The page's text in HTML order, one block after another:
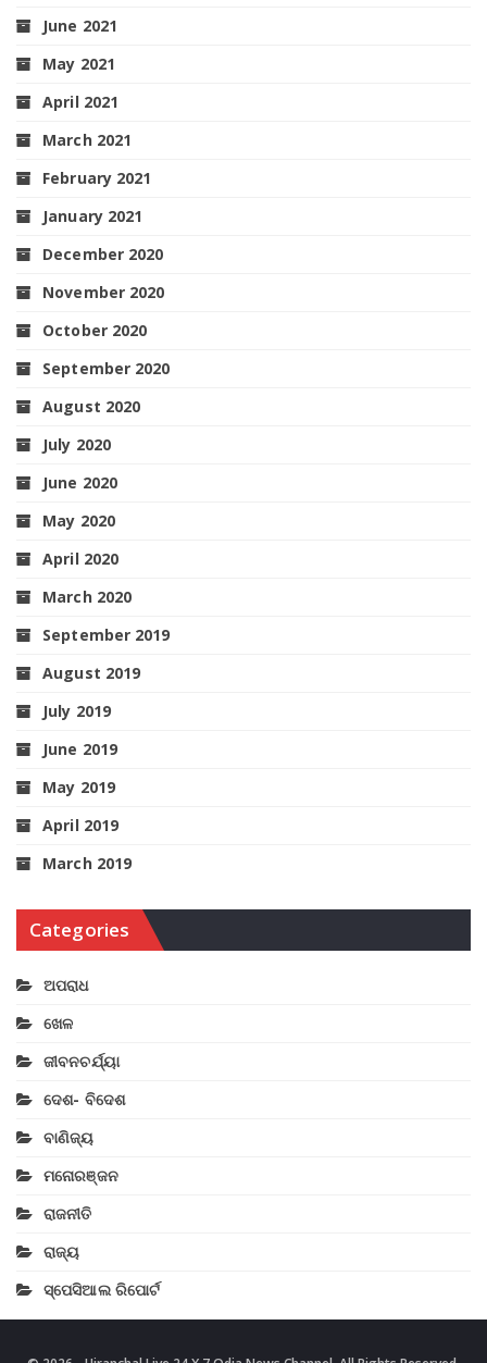
June 2021
May 2021
April 2021
March 2021
February 2021
January 2021
December 2020
November 2020
October 2020
September 2020
August 2020
July 2020
June 2020
May 2020
April 2020
March 2020
September 2019
August 2019
July 2019
June 2019
May 2019
April 2019
March 2019
Categories
ଅପରାଧ
ଖେଳ
ଜୀବନଚର୍ଯ୍ୟା
ଦେଶ- ବିଦେଶ
ବାଣିଜ୍ୟ
ମନୋରଞ୍ଜନ
ରାଜନୀତି
ରାଜ୍ୟ
ସ୍ପେସିଆଲ ରିପୋର୍ଟ